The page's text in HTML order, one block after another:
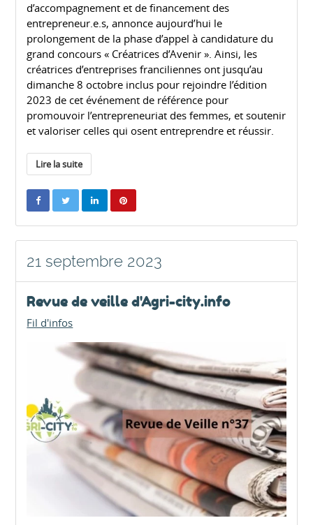
d’accompagnement et de financement des
entrepreneur.e.s, annonce aujourd’hui le
prolongement de la phase d’appel à candidature du
grand concours « Créatrices d’Avenir ». Ainsi, les
créatrices d’entreprises franciliennes ont jusqu’au
dimanche 8 octobre inclus pour rejoindre l’édition
2023 de cet événement de référence pour
promouvoir l’entrepreneuriat des femmes, et soutenir
et valoriser celles qui osent entreprendre et réussir.
Lire la suite
21 septembre 2023
Revue de veille d'Agri-city.info
Fil d'infos